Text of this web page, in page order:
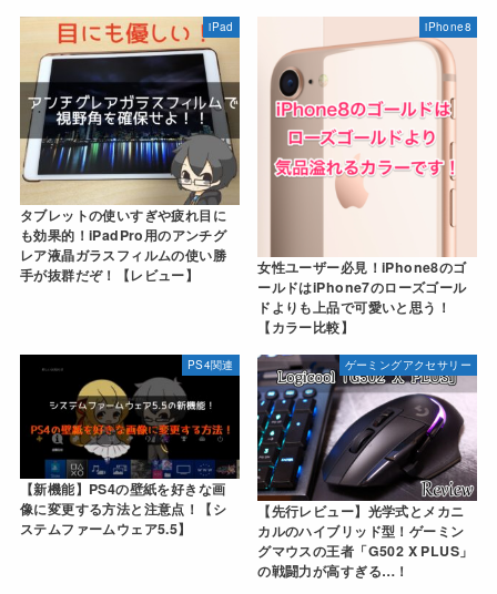
iPad
タブレットの使いすぎや疲れ目に
も効果的！iPadPro用のアンチグ
レア液晶ガラスフィルムの使い勝
手が抜群だぞ！【レビュー】
iPhone8
女性ユーザー必見！iPhone8のゴ
ールドはiPhone7のローズゴール
ドよりも上品で可愛いと思う！
【カラー比較】
PS4関連
【新機能】PS4の壁紙を好きな画
像に変更する方法と注意点！【シ
ステムファームウェア5.5】
ゲーミングアクセサリー
【先行レビュー】光学式とメカニ
カルのハイブリッド型！ゲーミン
グマウスの王者「G502 X PLUS」
の戦闘力が高すぎる…！